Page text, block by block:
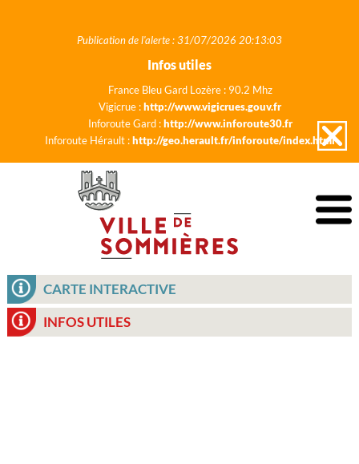
Publication de l'alerte : 31/07/2026 20:13:03
Infos utiles
France Bleu Gard Lozère : 90.2 Mhz
Vigicrue :http://www.vigicrues.gouv.fr
Inforoute Gard :http://www.inforoute30.fr
Inforoute Hérault :http://geo.herault.fr/inforoute/index.html
CARTE INTERACTIVE
INFOS UTILES